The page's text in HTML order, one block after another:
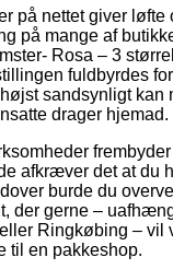
på nettet giver løfte
på mange af
Rosa – 3
fuldbyrdes
sandsynligt kan
drager hjemad.
afkræver det at du
burde du
der gerne –
Ringkøbing – vil
til en pakkeshop.